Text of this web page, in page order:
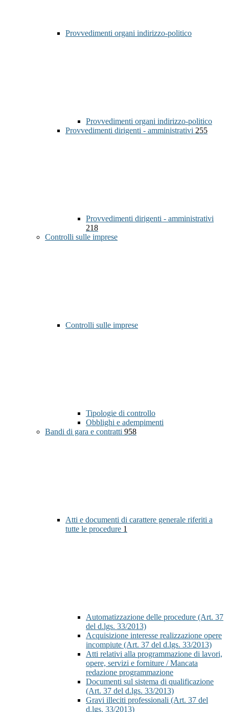
Provvedimenti organi indirizzo-politico
Provvedimenti organi indirizzo-politico
Provvedimenti dirigenti - amministrativi 255
Provvedimenti dirigenti - amministrativi
218
Controlli sulle imprese
Controlli sulle imprese
Tipologie di controllo
Obblighi e adempimenti
Bandi di gara e contratti 958
Atti e documenti di carattere generale riferiti a
tutte le procedure 1
Automatizzazione delle procedure (Art. 37
del d.lgs. 33/2013)
Acquisizione interesse realizzazione opere
incompiute (Art. 37 del d.lgs. 33/2013)
Atti relativi alla programmazione di lavori,
opere, servizi e forniture / Mancata
redazione programmazione
Documenti sul sistema di qualificazione
(Art. 37 del d.lgs. 33/2013)
Gravi illeciti professionali (Art. 37 del
d.lgs. 33/2013)